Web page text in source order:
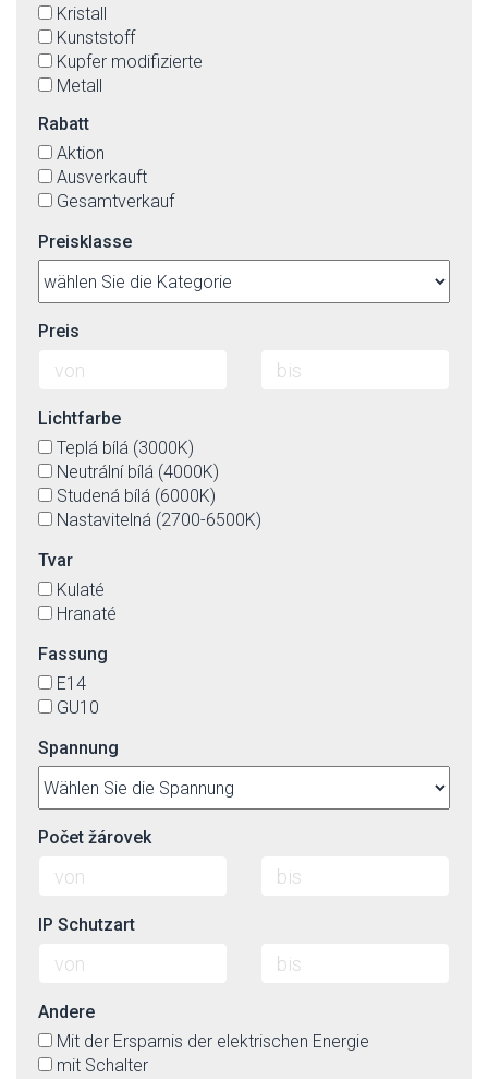
Kristall
Kunststoff
Kupfer modifizierte
Metall
Rattan
Stahl
Textil
Textil(Imit.)-äußerlich, die innenseite von Kunstoff
Rabatt
Aktion
Ausverkauft
Gesamtverkauf
Preisklasse
Preis
Lichtfarbe
Teplá bílá (3000K)
Neutrální bílá (4000K)
Studená bílá (6000K)
Nastavitelná (2700-6500K)
Tvar
Kulaté
Hranaté
Fassung
E14
GU10
Spannung
Počet žárovek
IP Schutzart
Andere
Mit der Ersparnis der elektrischen Energie
mit Schalter